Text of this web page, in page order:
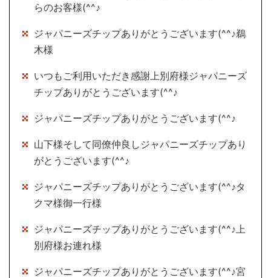
らのお客様(^^♪
ジャパニーズチップありがとうございます(^^♪鵜
木様
いつもご利用いただき感謝上別府様ジャパニーズ
チップありがとうございます(^^♪
ジャパニーズチップありがとうございます(^^♪
山下様そして同僚仲良しジャパニーズチップあり
がとうございます(^^♪
ジャパニーズチップありがとうございます(^^♪タ
クマ様御一行様
ジャパニーズチップありがとうございます(^^♪上
別府様お連れ様
ジャパニーズチップありがとうございます(^^♪宮